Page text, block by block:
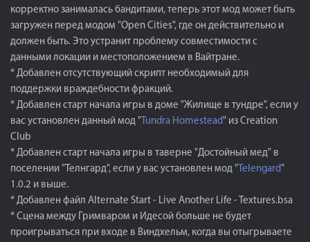
корректно занималась бандитами, теперь этот мод может быть
загружен перед модом "Open Cities", где он действительно и
должен быть. Это устранит проблему совместимости с
данными локации и местоположением в Вайтране.
* Добавлен отсутствующий скрипт необходимый для
поддержки враждебности фракций.
* Добавлен старт начала игры в доме "Жилище в тундре", если у
вас установлен данный мод " Tundra Homestead" из Creation
Club
* Добавлен старт начала игры в таверне "Достойный мед" в
поселении "Телнгард", если у вас установлен мод " Telengard"
1.0.2 и выше.
* Добавлен файл Alternate Start - Live Another Life - Textures.bsa
* Сцена между Гримваром и Идесой больше не будет
проигрываться при входе в Виндхельм, когда вы отыгрываете